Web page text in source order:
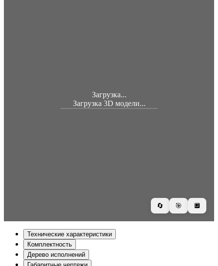
Загрузка...
Загрузка 3D модели...
🔄 🎯 🔲
Технические характеристики
Комплектность
Дерево исполнений